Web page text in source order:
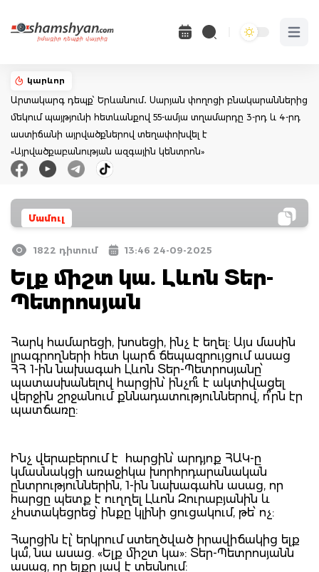
Open
կարևոր
Արտակարգ դեպք՝ Երևանում․ Սարյան փողոցի բնակարաններից
մեկում պայթյունի հետևանքով 55-ամյա տղամարդը 3-րդ և 4-րդ
աստիճանի այրվածքներով տեղափոխվել է
«Այրվածքաբանության ազգային կենտրոն»
Մամուլ
1822 դիտում 13:46 24-09-2025
Ելք միշտ կա. Լևոն Տեր-
Պետրոսյան
Հարկ համարեցի, խոսեցի, ինչ է եղել: Այս մասին
լրագրողների հետ կարճ ճեպազրույցում ասաց
ՀՀ 1-ին նախագահ Լևոն Տեր-Պետրոսյանը՝
պատասխանելով հարցին՝ ինչո՞ւ է ակտիվացել
վերջին շրջանում քննադատություններով, ո՞րն էր
պատճառը:
Ինչ վերաբերում է հարցին՝ արդյոք ՀԱԿ-ը
կմասնակցի առաջիկա խորհրդարանական
ընտրություններին, 1-ին նախագահն ասաց, որ
հարցը պետք է ուղղել Լևոն Զուրաբյանին և
չհստակեցրեց՝ ինքը կլինի ցուցակում, թե՝ ոչ:
Հարցին էլ՝ երկրում ստեղծված իրավիճակից ելք
կա՞, նա ասաց. «Ելք միշտ կա»: Տեր-Պետրոսյանն
ասաց, որ ելքը լավ է տեսնում: